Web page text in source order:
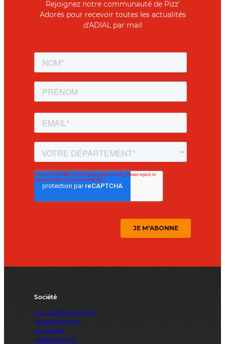
Rejoignez notre communauté de Pizz'
Adorés pour recevoir toutes les actualités
d'ADIAL par mail
Société
Qui sommes-nous ?
Nous rejoindre
Actualités
Implantations